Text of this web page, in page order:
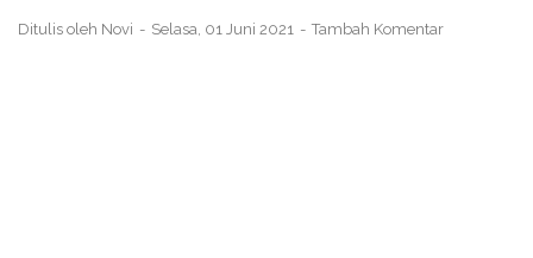
Ditulis oleh Novi Selasa, 01 Juni 2021 Tambah Komentar